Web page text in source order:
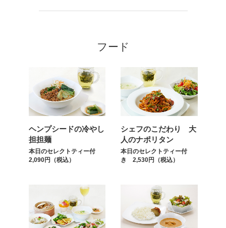
フード
ヘンプシードの冷やし
担担麺
本日のセレクトティー付
2,090円（税込）
シェフのこだわり 大
人のナポリタン
本日のセレクトティー付
き 2,530円（税込）